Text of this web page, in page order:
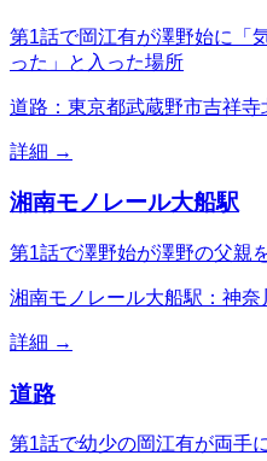
第1話で岡江有が澤野始に「
った」と入った場所
道路：東京都武蔵野市吉祥寺
詳細 →
湘南モノレール大船駅
第1話で澤野始が澤野の父親
湘南モノレール大船駅：神奈
詳細 →
道路
第1話で幼少の岡江有が両手